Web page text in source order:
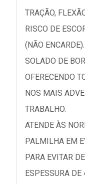
TRAÇÃO,
RISCO DE
(NÃO ENCARDE).
SOLADO DE
OFERECENDO
NOS MAIS
TRABALHO.
ATENDE ÀS
PALMILHA EM
PARA EVITAR
ESPESSURA